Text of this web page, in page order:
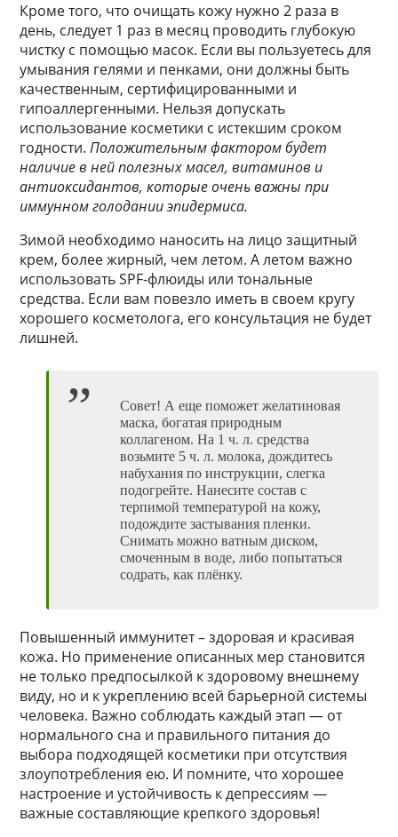
Кроме того, что очищать кожу нужно 2 раза в
день, следует 1 раз в месяц проводить глубокую
чистку с помощью масок. Если вы пользуетесь для
умывания гелями и пенками, они должны быть
качественным, сертифицированными и
гипоаллергенными. Нельзя допускать
использование косметики с истекшим сроком
годности.Положительным фактором будет
наличие в ней полезных масел, витаминов и
антиоксидантов, которые очень важны при
иммунном голодании эпидермиса.
Зимой необходимо наносить на лицо защитный
крем, более жирный, чем летом. А летом важно
использовать SPF-флюиды или тональные
средства. Если вам повезло иметь в своем кругу
хорошего косметолога, его консультация не будет
лишней.
Совет! А еще поможет желатиновая
маска, богатая природным
коллагеном. На 1 ч. л. средства
возьмите 5 ч. л. молока, дождитесь
набухания по инструкции, слегка
подогрейте. Нанесите состав с
терпимой температурой на кожу,
подождите застывания пленки.
Снимать можно ватным диском,
смоченным в воде, либо попытаться
содрать, как плёнку.
Повышенный иммунитет – здоровая и красивая
кожа. Но применение описанных мер становится
не только предпосылкой к здоровому внешнему
виду, но и к укреплению всей барьерной системы
человека. Важно соблюдать каждый этап — от
нормального сна и правильного питания до
выбора подходящей косметики при отсутствия
злоупотребления ею. И помните, что хорошее
настроение и устойчивость к депрессиям —
важные составляющие крепкого здоровья!